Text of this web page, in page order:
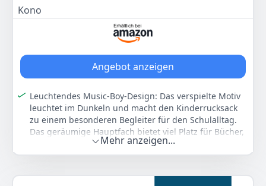
Orange
90 €
UVP:49,90 €-10%
Zum Angebot
Kono
Angebot anzeigen
Leuchtendes Music-Boy-Design: Das verspielte Motiv
leuchtet im Dunkeln und macht den Kinderrucksack
zu einem besonderen Begleiter für den Schulalltag.
Das geräumige Hauptfach bietet viel Platz für Bücher,
Hefte, Federmäppchen und weitere Schulutensilien
2-in-1 Schulrucksack mit Trolley: Die abnehmbare
Mehr anzeigen...